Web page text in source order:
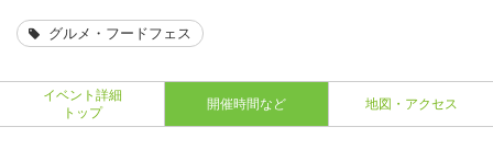
グルメ・フードフェス
イベント詳細
トップ
開催時間など 地図・アクセス